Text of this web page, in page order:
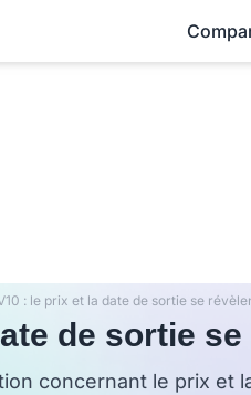
: le prix et la date de sortie se
de sortie
concernant le prix et